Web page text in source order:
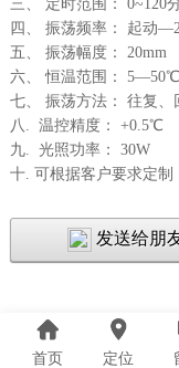
三、 定时范围： 0~120
四、 振荡频率： 起动
五、 振荡幅度： 20mm
六、 恒温范围： 5—50℃
七、 振荡方法： 往复、
八. 温控精度： +0.5℃
九. 光照功率： 30W
十. 可根据客户要求定制
发送给朋
首页 定位